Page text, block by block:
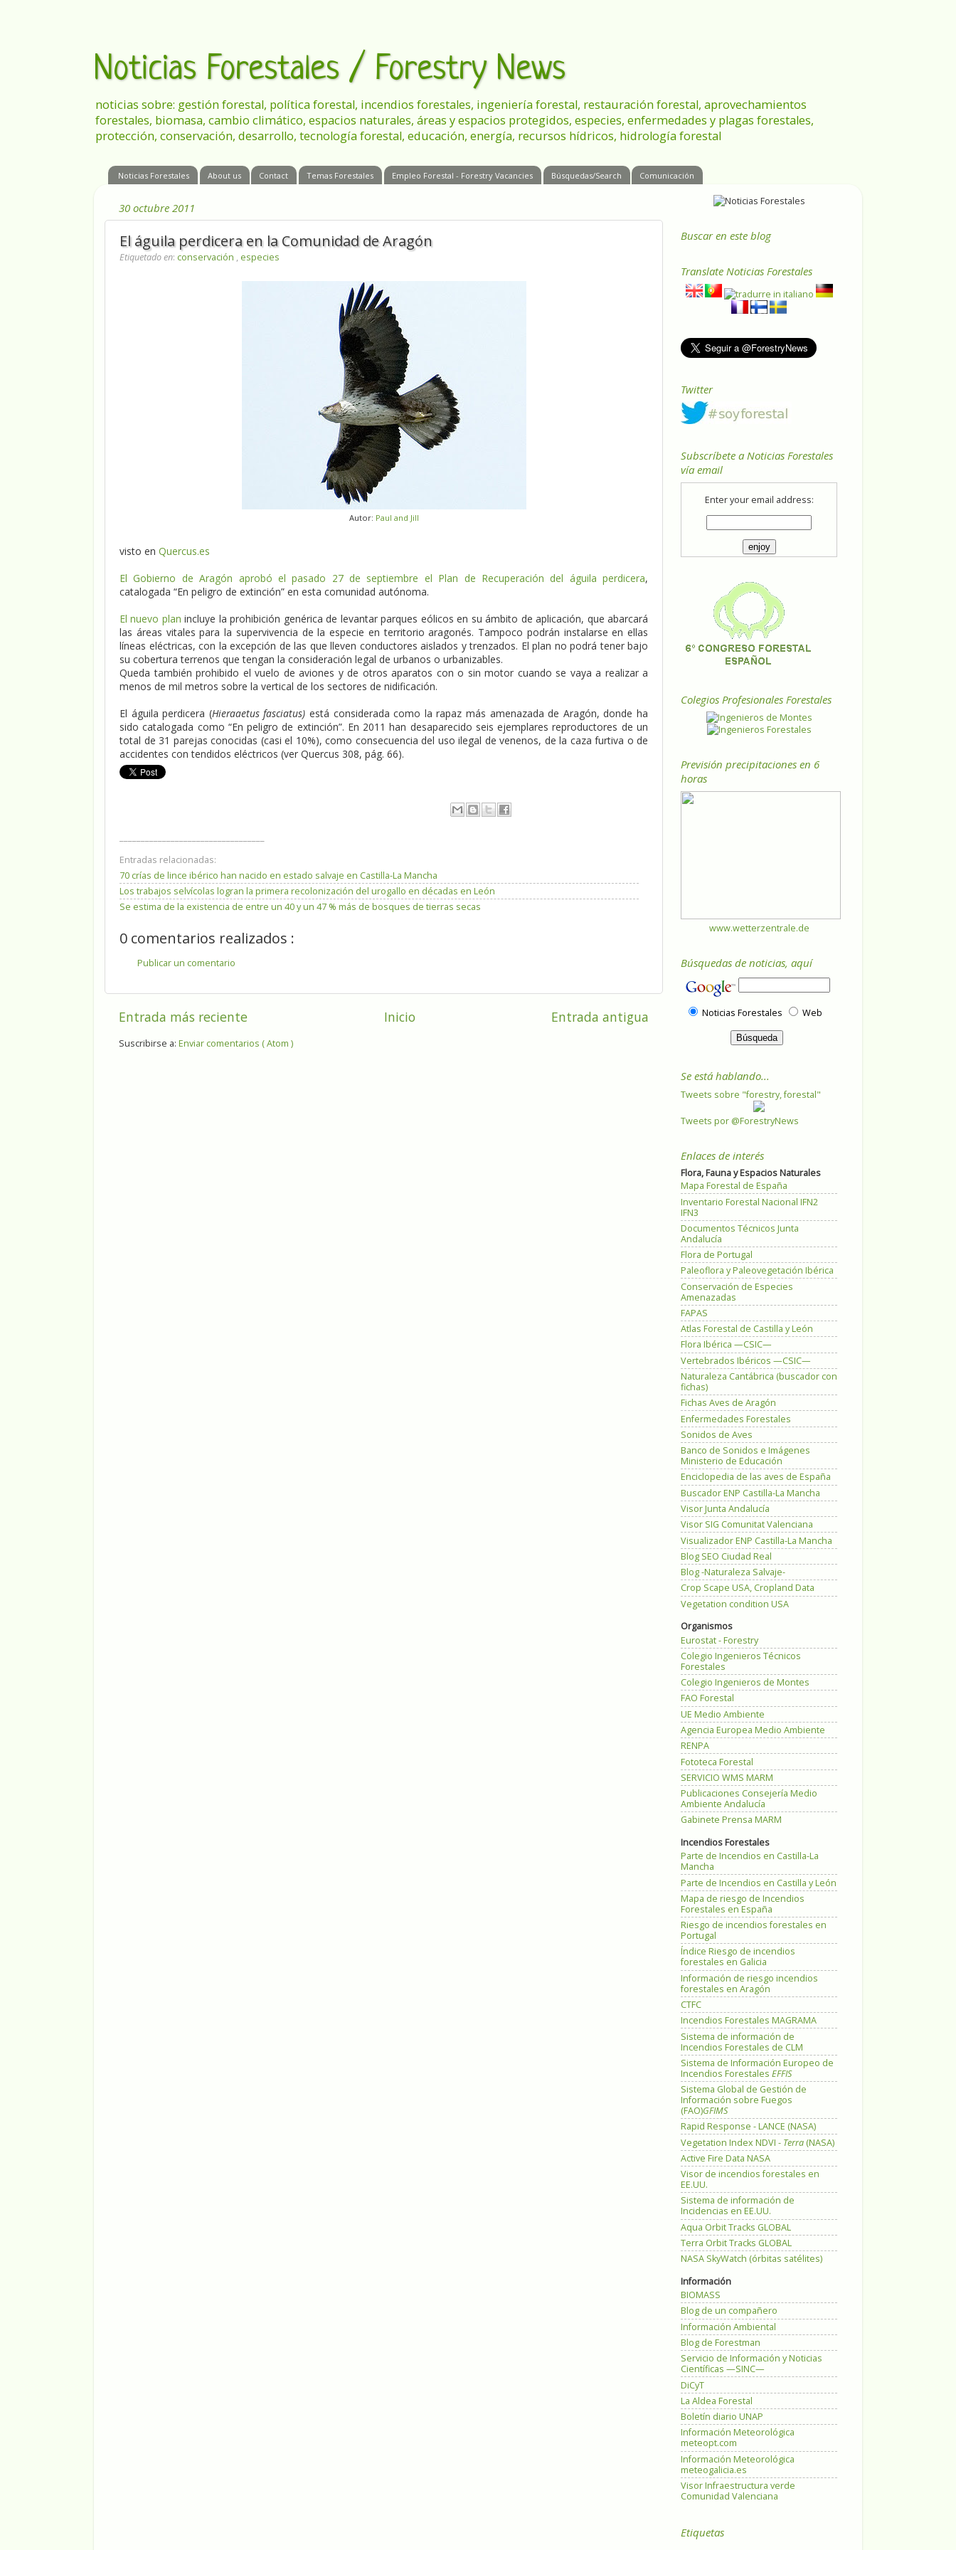
Noticias Forestales / Forestry News
noticias sobre: gestión forestal, política forestal, incendios forestales, ingeniería forestal, restauración forestal, aprovechamientos
forestales, biomasa, cambio climático, espacios naturales, áreas y espacios protegidos, especies, enfermedades y plagas forestales,
protección, conservación, desarrollo, tecnología forestal, educación, energía, recursos hídricos, hidrología forestal
Noticias Forestales About us Contact Temas Forestales Empleo Forestal - Forestry Vacancies Búsquedas/Search Comunicación
30 octubre 2011
El águila perdicera en la Comunidad de Aragón
Etiquetado en: conservación , especies
Autor: Paul and Jill
visto en Quercus.es
El Gobierno de Aragón aprobó el pasado 27 de septiembre el Plan de Recuperación del águila perdicera,
catalogada “En peligro de extinción” en esta comunidad autónoma.
El nuevo plan incluye la prohibición genérica de levantar parques eólicos en su ámbito de aplicación, que abarcará
las áreas vitales para la supervivencia de la especie en territorio aragonés. Tampoco podrán instalarse en ellas
líneas eléctricas, con la excepción de las que lleven conductores aislados y trenzados. El plan no podrá tener bajo
su cobertura terrenos que tengan la consideración legal de urbanos o urbanizables.
Queda también prohibido el vuelo de aviones y de otros aparatos con o sin motor cuando se vaya a realizar a
menos de mil metros sobre la vertical de los sectores de nidificación.
El águila perdicera (Hieraaetus fasciatus) está considerada como la rapaz más amenazada de Aragón, donde ha
sido catalogada como “En peligro de extinción”. En 2011 han desaparecido seis ejemplares reproductores de un
total de 31 parejas conocidas (casi el 10%), como consecuencia del uso ilegal de venenos, de la caza furtiva o de
accidentes con tendidos eléctricos (ver Quercus 308, pág. 66).
Entradas relacionadas:
70 crías de lince ibérico han nacido en estado salvaje en Castilla-La Mancha
Los trabajos selvícolas logran la primera recolonización del urogallo en décadas en León
Se estima de la existencia de entre un 40 y un 47 % más de bosques de tierras secas
0 comentarios realizados :
Publicar un comentario
Entrada más reciente Entrada antigua
Inicio
Suscribirse a: Enviar comentarios ( Atom )
Buscar en este blog
Translate Noticias Forestales
Twitter
Subscríbete a Noticias Forestales
vía email
Enter your email address:
Colegios Profesionales Forestales
Previsión precipitaciones en 6
horas
www.wetterzentrale.de
Búsquedas de noticias, aquí
Noticias Forestales Web
Se está hablando...
Tweets sobre "forestry, forestal"
Tweets por @ForestryNews
Enlaces de interés
Flora, Fauna y Espacios Naturales
Mapa Forestal de España
Inventario Forestal Nacional IFN2
IFN3
Documentos Técnicos Junta
Andalucía
Flora de Portugal
Paleoflora y Paleovegetación Ibérica
Conservación de Especies
Amenazadas
FAPAS
Atlas Forestal de Castilla y León
Flora Ibérica —CSIC—
Vertebrados Ibéricos —CSIC—
Naturaleza Cantábrica (buscador con
fichas)
Fichas Aves de Aragón
Enfermedades Forestales
Sonidos de Aves
Banco de Sonidos e Imágenes
Ministerio de Educación
Enciclopedia de las aves de España
Buscador ENP Castilla-La Mancha
Visor Junta Andalucía
Visor SIG Comunitat Valenciana
Visualizador ENP Castilla-La Mancha
Blog SEO Ciudad Real
Blog -Naturaleza Salvaje-
Crop Scape USA, Cropland Data
Vegetation condition USA
Organismos
Eurostat - Forestry
Colegio Ingenieros Técnicos
Forestales
Colegio Ingenieros de Montes
FAO Forestal
UE Medio Ambiente
Agencia Europea Medio Ambiente
RENPA
Fototeca Forestal
SERVICIO WMS MARM
Publicaciones Consejería Medio
Ambiente Andalucía
Gabinete Prensa MARM
Incendios Forestales
Parte de Incendios en Castilla-La
Mancha
Parte de Incendios en Castilla y León
Mapa de riesgo de Incendios
Forestales en España
Riesgo de incendios forestales en
Portugal
Índice Riesgo de incendios
forestales en Galicia
Información de riesgo incendios
forestales en Aragón
CTFC
Incendios Forestales MAGRAMA
Sistema de información de
Incendios Forestales de CLM
Sistema de Información Europeo de
Incendios Forestales EFFIS
Sistema Global de Gestión de
Información sobre Fuegos
(FAO)GFIMS
Rapid Response - LANCE (NASA)
Vegetation Index NDVI - Terra (NASA)
Active Fire Data NASA
Visor de incendios forestales en
EE.UU.
Sistema de información de
Incidencias en EE.UU.
Aqua Orbit Tracks GLOBAL
Terra Orbit Tracks GLOBAL
NASA SkyWatch (órbitas satélites)
Información
BIOMASS
Blog de un compañero
Información Ambiental
Blog de Forestman
Servicio de Información y Noticias
Científicas —SINC—
DiCyT
La Aldea Forestal
Boletín diario UNAP
Información Meteorológica
meteopt.com
Información Meteorológica
meteogalicia.es
Visor Infraestructura verde
Comunidad Valenciana
Etiquetas